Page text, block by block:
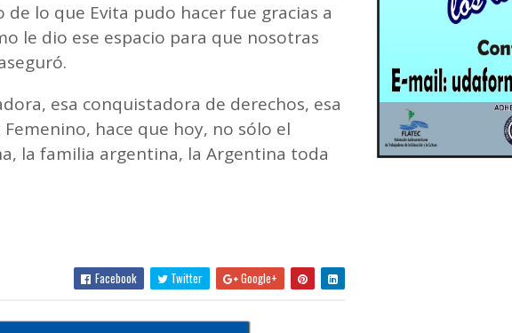
lo que Evita pudo hacer fue gracias a
le dio ese espacio para que nosotras
esa conquistadora de derechos, esa
hace que hoy, no sólo el
la familia argentina, la Argentina toda
Facebook Twitter Google+